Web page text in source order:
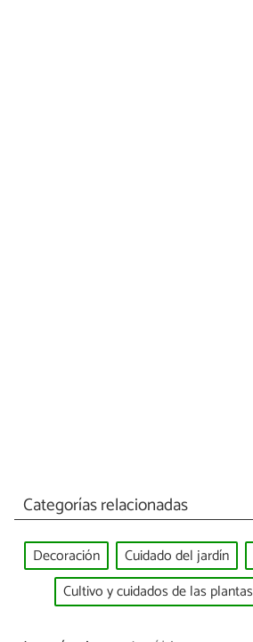
Categorías relacionadas
Decoración Cuidado del jardín
Cultivo y cuidados de las plantas